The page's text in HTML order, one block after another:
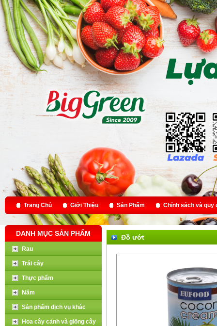
Trang Chủ Giới Thiệu Sản Phẩm Chính sách và quy
DANH MỤC SẢN PHẨM
Rau
Trái cây
Thực phẩm
Nấm
Sản phẩm dịch vụ khác
Hoa cây cảnh và giống cây
Đồ ướt